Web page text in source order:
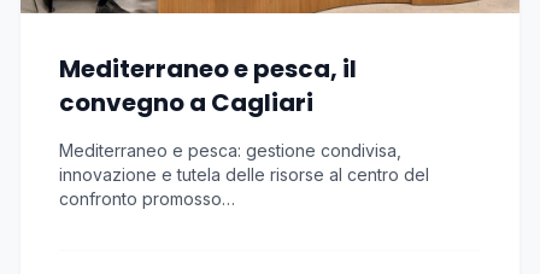
Mediterraneo e pesca, il
convegno a Cagliari
Mediterraneo e pesca: gestione condivisa,
innovazione e tutela delle risorse al centro del
confronto promosso…